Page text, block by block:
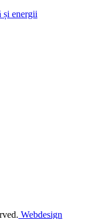
și energii
Webdesign